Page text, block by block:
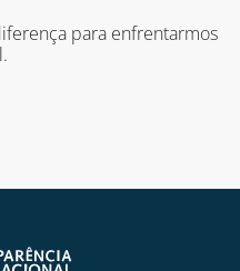
para enfrentarmos